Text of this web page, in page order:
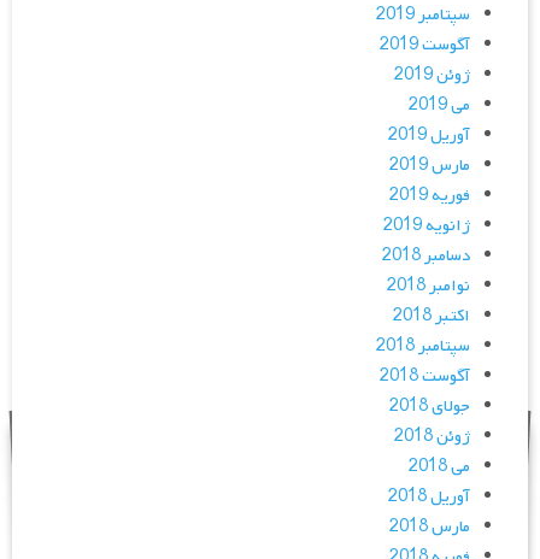
سپتامبر 2019
آگوست 2019
ژوئن 2019
می 2019
آوریل 2019
مارس 2019
فوریه 2019
ژانویه 2019
دسامبر 2018
نوامبر 2018
اکتبر 2018
سپتامبر 2018
آگوست 2018
جولای 2018
ژوئن 2018
می 2018
آوریل 2018
مارس 2018